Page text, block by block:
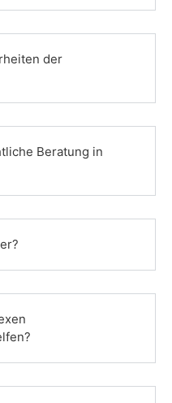
der
Beratung in